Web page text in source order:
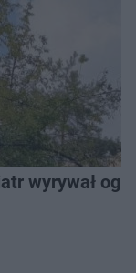
wyrywał